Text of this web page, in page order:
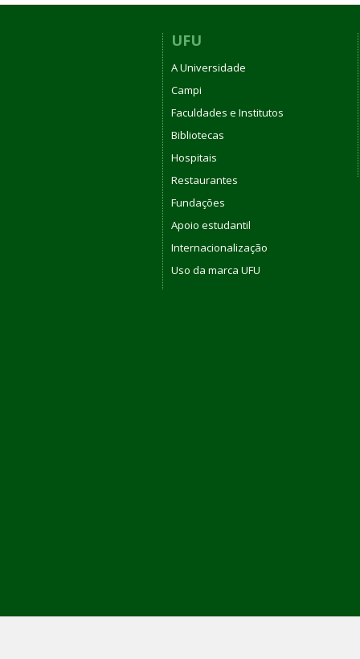
UFU
A Universidade
Campi
Faculdades e Institutos
Bibliotecas
Hospitais
Restaurantes
Fundações
Apoio estudantil
Internacionalização
Uso da marca UFU